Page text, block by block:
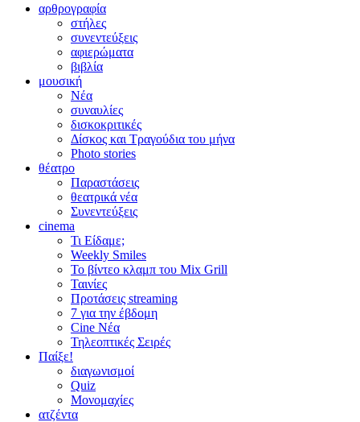
αρθρογραφία
στήλες
συνεντεύξεις
αφιερώματα
βιβλία
μουσική
Νέα
συναυλίες
δισκοκριτικές
Δίσκος και Τραγούδια του μήνα
Photo stories
θέατρο
Παραστάσεις
θεατρικά νέα
Συνεντεύξεις
cinema
Τι Είδαμε;
Weekly Smiles
Το βίντεο κλαμπ του Mix Grill
Ταινίες
Προτάσεις streaming
7 για την έβδομη
Cine Νέα
Τηλεοπτικές Σειρές
Παίξε!
διαγωνισμοί
Quiz
Μονομαχίες
ατζέντα